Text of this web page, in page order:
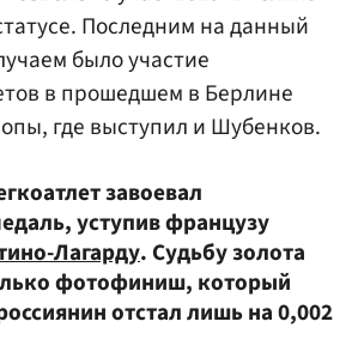
Последним на данный
было участие
в прошедшем в Берлине
где выступил и Шубенков.
завоевал
уступив французу
Лагарду. Судьбу золота
фотофиниш, который
отстал лишь на 0,002